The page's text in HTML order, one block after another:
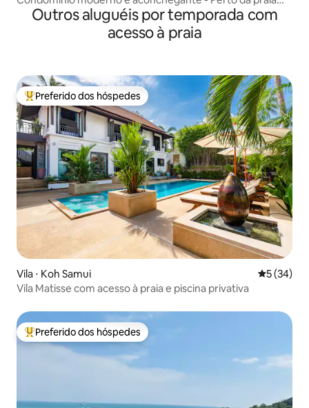
em Koh Samui
Outros aluguéis por temporada com
acesso à praia
Entre os melhores preferidos dos hóspedes
Preferido dos hóspedes
Vila ⋅ Koh Samui 5 de uma
5 (34)
Vila Matisse com acesso à praia e piscina privativa
Entre os melhores preferidos dos hóspedes
Preferido dos hóspedes